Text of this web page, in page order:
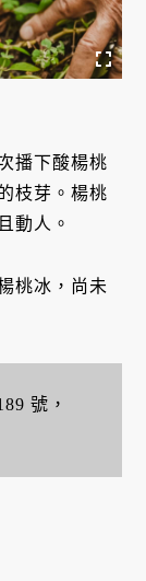
播下酸楊桃
枝芽。楊桃
動人。
桃冰，尚未
號，